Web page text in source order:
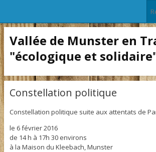
Vallée de Munster en
"écologique et
Constellation politique
Constellation politique suite aux attentats de
le 6 février 2016
de 14 h à 17h 30 environs
à la Maison du Kleebach, Munster